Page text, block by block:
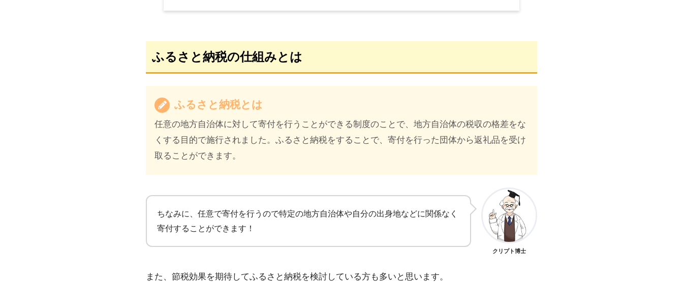
ふるさと納税の仕組みとは
ふるさと納税とは
任意の地方自治体に対して寄付を行うことができる制度のことで、地方自治体の税収の格差をな
くする目的で施行されました。ふるさと納税をすることで、寄付を行った団体から返礼品を受け
取ることができます。
ちなみに、任意で寄付を行うので特定の地方自治体や自分の出身地などに関係なく
寄付することができます！
クリプト博士
また、節税効果を期待してふるさと納税を検討している方も多いと思います。